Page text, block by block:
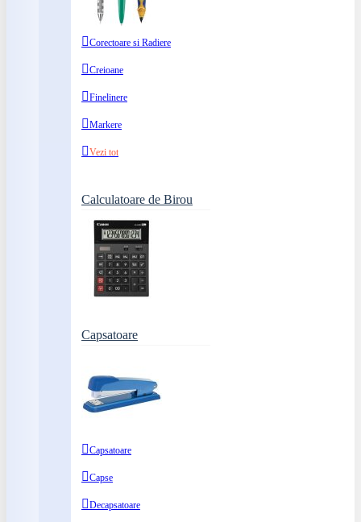
Corectoare si Radiere
Creioane
Finelinere
Markere
Vezi tot
Calculatoare de Birou
Capsatoare
Capsatoare
Capse
Decapsatoare